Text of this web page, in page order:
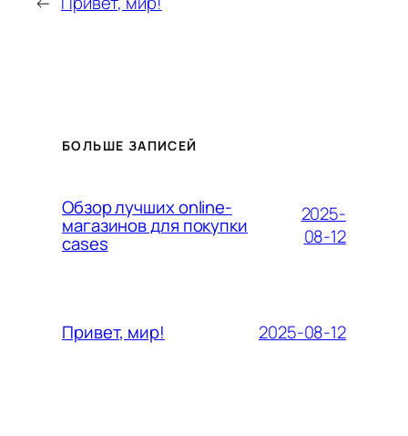
БОЛЬШЕ ЗАПИСЕЙ
Обзор лучших online-
магазинов для покупки
cases
2025-
08-12
Привет, мир! 2025-08-12